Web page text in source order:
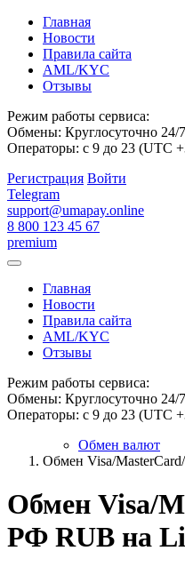
Главная
Новости
Правила сайта
AML/KYC
Отзывы
Режим работы сервиса:
Обмены: Круглосуточно 24/7
Операторы: с 9 до 23 (UTC
Регистрация Войти
Telegram
support@umapay.online
8 800 123 45 67
premium
Главная
Новости
Правила сайта
AML/KYC
Отзывы
Режим работы сервиса:
Обмены: Круглосуточно 24/7
Операторы: с 9 до 23 (UTC
Обмен валют
Обмен Visa/
Обмен Visa/
РФ RUB на